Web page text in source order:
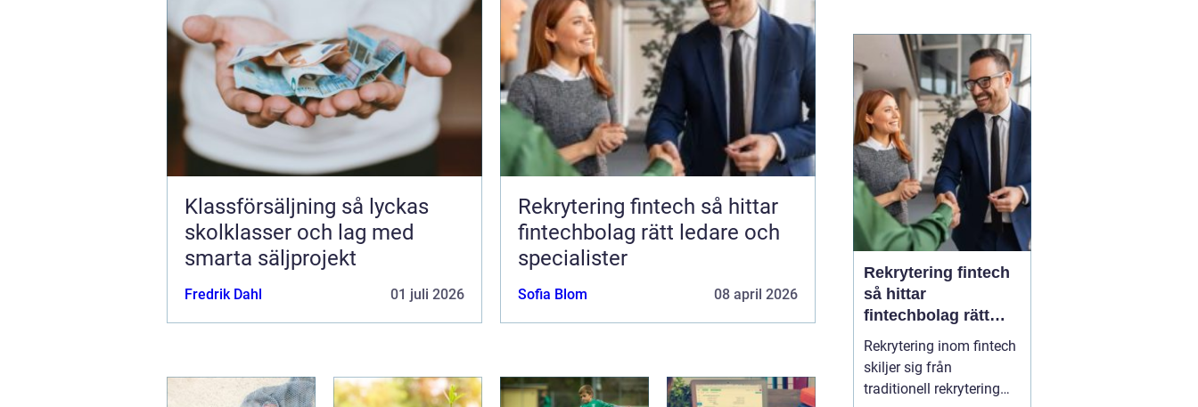
Klassförsäljning så lyckas
skolklasser och lag med
smarta säljprojekt
Fredrik Dahl 01 juli 2026
Rekrytering fintech så hittar
fintechbolag rätt ledare och
specialister
Sofia Blom 08 april 2026
Samtidigt kan en
genomtänkt
Klassförsäljningbli
mycket mer än bara ett
sätt att fylla kassan.
De...
Rekrytering fintech
så hittar
fintechbolag rätt
ledare och
specialister
Rekrytering inom fintech
skiljer sig från
traditionell rekrytering